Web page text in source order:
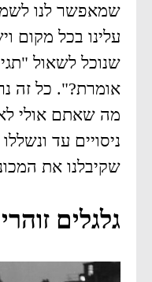
שמאפשר לנו
עלינו בכל מקום
שנוכל לשאול
אומרת?". כל זה
מה שאתם אולי
ניסויים עד
שקיבלנו את
גלגלים